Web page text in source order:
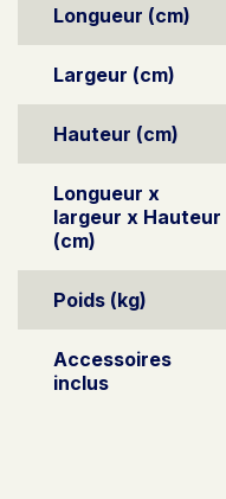
Longueur (cm)
Largeur (cm)
Hauteur (cm)
Longueur x
largeur x Hauteur
(cm)
Poids (kg)
Accessoires
inclus